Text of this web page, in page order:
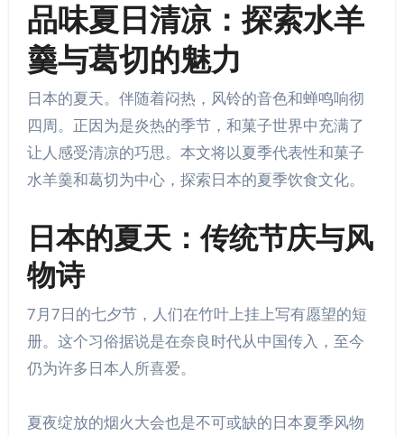
品味夏日清凉：探索水羊
羹与葛切的魅力
日本的夏天。伴随着闷热，风铃的音色和蝉鸣响彻
四周。正因为是炎热的季节，和菓子世界中充满了
让人感受清凉的巧思。本文将以夏季代表性和菓子
水羊羹和葛切为中心，探索日本的夏季饮食文化。
日本的夏天：传统节庆与风
物诗
7月7日的七夕节，人们在竹叶上挂上写有愿望的短
册。这个习俗据说是在奈良时代从中国传入，至今
仍为许多日本人所喜爱。
夏夜绽放的烟火大会也是不可或缺的日本夏季风物